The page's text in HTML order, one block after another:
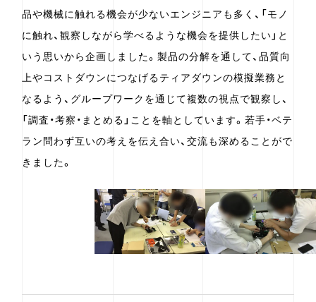
品や機械に触れる機会が少ないエンジニアも多く、「モノ
に触れ、観察しながら学べるような機会を提供したい」と
いう思いから企画しました。製品の分解を通して、品質向
上やコストダウンにつなげるティアダウンの模擬業務と
なるよう、グループワークを通じて複数の視点で観察し、
「調査・考察・まとめる」ことを軸としています。若手・ベテ
ラン問わず互いの考えを伝え合い、交流も深めることがで
きました。